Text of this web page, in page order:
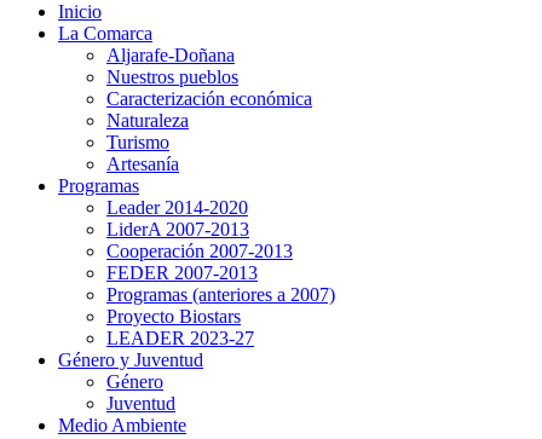
Inicio
La Comarca
Aljarafe-Doñana
Nuestros pueblos
Caracterización económica
Naturaleza
Turismo
Artesanía
Programas
Leader 2014-2020
LiderA 2007-2013
Cooperación 2007-2013
FEDER 2007-2013
Programas (anteriores a 2007)
Proyecto Biostars
LEADER 2023-27
Género y Juventud
Género
Juventud
Medio Ambiente